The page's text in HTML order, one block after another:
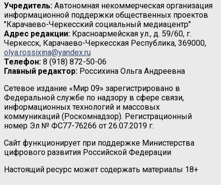
Учредитель: Автономная некоммерческая организация
информационной поддержки общественных проектов
"Карачаево-Черкесский социальный медиацентр"
Адрес редакции: Красноармейская ул., д. 59/60, г.
Черкесск, Карачаево-Черкесская Республика, 369000,
olya.rossixina@yandex.ru
Телефон: 8 (918) 872-50-06
Главный редактор: Россихина Ольга Андреевна
Сетевое издание «Мир 09» зарегистрировано в
Федеральной службе по надзору в сфере связи,
информационных технологий и массовых
коммуникаций (Роскомнадзор). Регистрационный
номер Эл № ФС77-76266 от 26.07.2019 г.
Сайт функционирует при поддержке Министерства
цифрового развития Российской Федерации
Настоящий ресурс может содержать материалы 18+